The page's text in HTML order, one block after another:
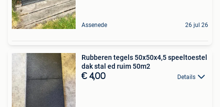
Assenede 26 jul 26
Rubberen tegels 50x50x4,5 speeltoestel
dak stal ed ruim 50m2
€ 4,00 Details